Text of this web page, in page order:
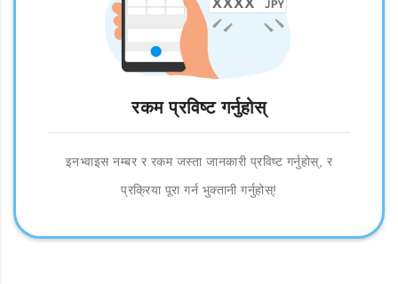
रकम प्रविष्ट गर्नुहोस्
इनभ्वाइस नम्बर र रकम जस्ता जानकारी प्रविष्ट गर्नुहोस्, र
प्रक्रिया पूरा गर्न भुक्तानी गर्नुहोस्!